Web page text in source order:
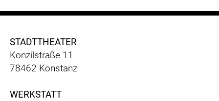
STADTTHEATER
Konzilstraße 11
78462 Konstanz
WERKSTATT